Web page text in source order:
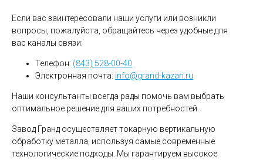
Если вас заинтересовали наши услуги или возникли
вопросы, пожалуйста, обращайтесь через удобные для
вас каналы связи:
Телефон: (843) 528-00-40
Электронная почта: info@grand-kazan.ru
Наши консультанты всегда рады помочь вам выбрать
оптимальное решение для ваших потребностей.
Завод Гранд осуществляет токарную вертикальную
обработку металла, используя самые современные
технологические подходы. Мы гарантируем высокое